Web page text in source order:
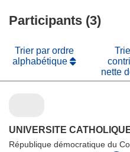
Participants (3)
Trier par ordre
alphabétique
nette
UNIVERSITE
République démocratique du